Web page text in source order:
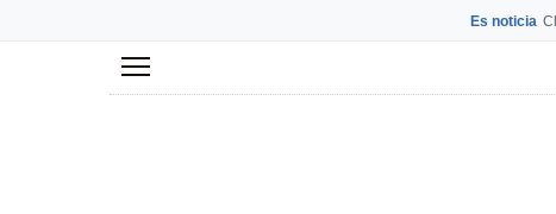
Es noticia
Menú